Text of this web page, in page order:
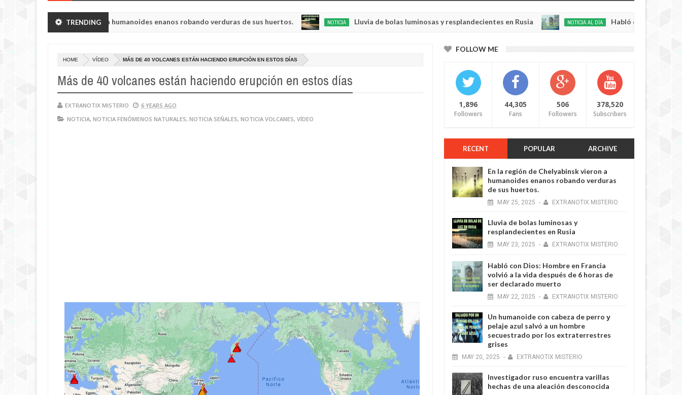
TRENDING
Chelyabinsk vieron a humanoides enanos robando verduras de sus huertos. NOTICIA Lluvia de bolas luminosas y resplandecientes en Rusia
20250
NOTICIA AL DÍA Habló con Dios: Hombre en
HOME VÍDEO MÁS DE 40 VOLCANES ESTÁN HACIENDO ERUPCIÓN EN ESTOS DÍAS
Más de 40 volcanes están haciendo erupción en estos días
EXTRANOTIX MISTERIO
6 YEARS AGO
NOTICIA, NOTICIA FENÓMENOS NATURALES, NOTICIA SEÑALES, NOTICIA VOLCANES, VÍDEO
FOLLOW ME
1,896
Followers
44,305
Fans
506
Followers
378,520
Subscribers
RECENT POPULAR ARCHIVE
En la región de Chelyabinsk vieron a
humanoides enanos robando verduras
de sus huertos.
MAY 25, 2025 - EXTRANOTIX MISTERIO
Lluvia de bolas luminosas y
resplandecientes en Rusia
MAY 23, 2025 - EXTRANOTIX MISTERIO
Habló con Dios: Hombre en Francia
volvió a la vida después de 6 horas de
ser declarado muerto
MAY 22, 2025 - EXTRANOTIX MISTERIO
Un humanoide con cabeza de perro у
pelaje azul salvó a un hombre
secuestrado por los extraterrestres
grises
MAY 20, 2025 - EXTRANOTIX MISTERIO
Investigador ruso encuentra varillas
hechas de una aleación desconocida